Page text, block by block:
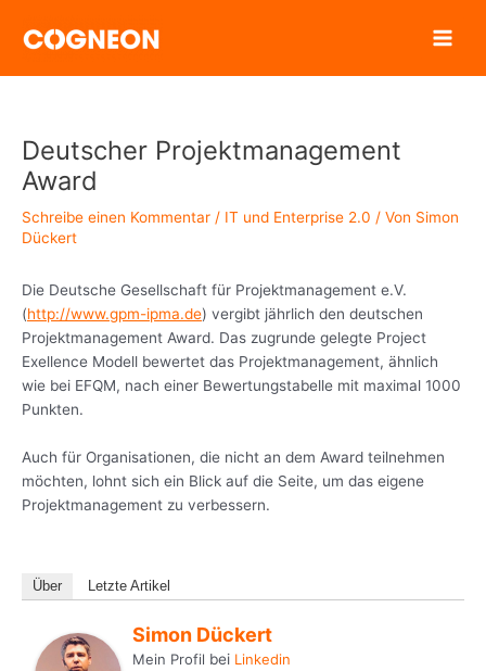
Inhalt
Deutscher Projektmanagement
Award
Schreibe einen Kommentar / IT und Enterprise 2.0 / Von Simon
Dückert
Die Deutsche Gesellschaft für Projektmanagement e.V.
(http://www.gpm-ipma.de) vergibt jährlich den deutschen
Projektmanagement Award. Das zugrunde gelegte Project
Exellence Modell bewertet das Projektmanagement, ähnlich
wie bei EFQM, nach einer Bewertungstabelle mit maximal 1000
Punkten.
Auch für Organisationen, die nicht an dem Award teilnehmen
möchten, lohnt sich ein Blick auf die Seite, um das eigene
Projektmanagement zu verbessern.
Über Letzte Artikel
Simon Dückert
Mein Profil bei Linkedin